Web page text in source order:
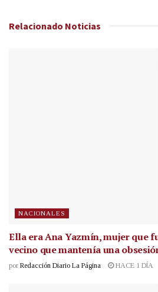
Relacionado Noticias
NACIONALES
Ella era Ana Yazmín, mujer que
vecino que mantenía una
por Redacción Diario La Página HACE 1 DÍA